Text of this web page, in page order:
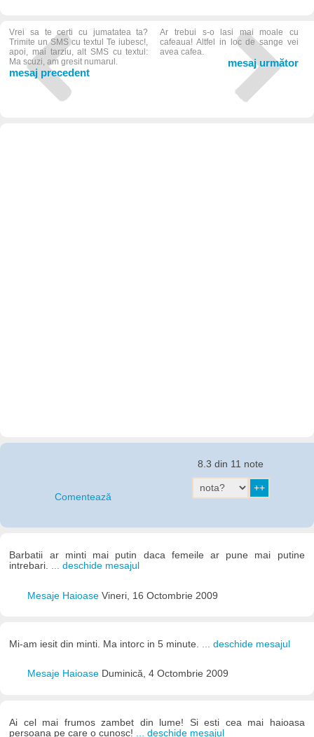
Vrei sa te certi cu jumatatea ta?
Trimite un SMS cu textul Te iubesc!,
apoi, mai tarziu, alt SMS cu textul:
Ma scuzi, am gresit numarul.
mesaj precedent
Ar trebui s-o lasi mai moale cu
cafeaua! Altfel in loc de sange vei
avea cafea.
mesaj următor
Comentează
8.3 din 11 note
Barbatii ar minti mai putin daca femeile ar pune mai putine
intrebari. ... deschide mesajul
Mesaje Haioase Vineri, 16 Octombrie 2009
Mi-am iesit din minti. Ma intorc in 5 minute. ... deschide mesajul
Mesaje Haioase Duminică, 4 Octombrie 2009
Ai cel mai frumos zambet din lume! Si esti cea mai haioasa
persoana pe care o cunosc!
... deschide mesajul